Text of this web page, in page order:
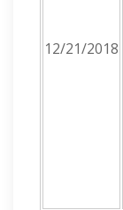
12/21/2018